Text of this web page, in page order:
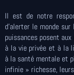
Il est de notre
d'alerter le monde
puissances posent
à la vie privée et à la
à la santé mentale et
infinie » richesse,